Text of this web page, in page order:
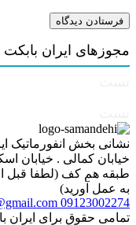
مجوزهای ایران بابکت
نشانی بخش انفورماتیک
طبقه هم کف (لطفا قبل
به عمل آورید)
09123002274
تمامی حقوق برای